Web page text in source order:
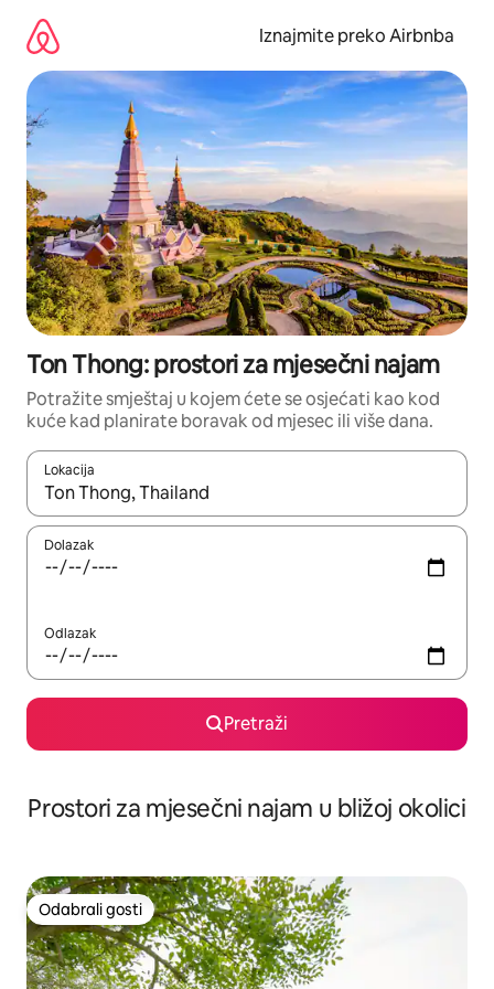
sadržaj
Iznajmite preko Airbnba
Ton Thong: prostori za mjesečni najam
Potražite smještaj u kojem ćete se osjećati kao kod
kuće kad planirate boravak od mjesec ili više dana.
Lokacija
Kada budu dostupni rezultati, moći ćete ih pregledati
Dolazak
Odlazak
Pretraži
Prostori za mjesečni najam u bližoj okolici
Odabrali gosti
Odabrali gosti